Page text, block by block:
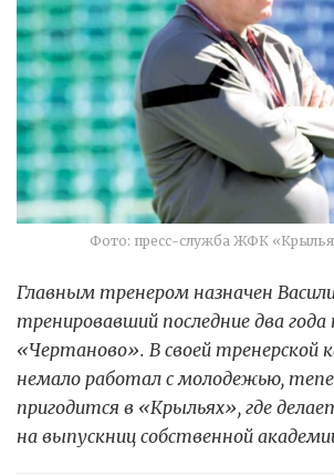
Фото: пресс-служба ЖФК
Главным тренером назначен
тренировавший последние два
«Чертаново». В своей тренерской
немало работал с молодежью,
пригодится в «Крыльях», где
на выпускниц собственной